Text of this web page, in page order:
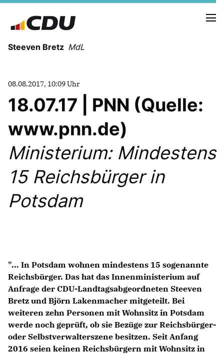
Steeven Bretz MdL
VITA
WAHLKREISBESUCHE
PRESSEFOTOS
MEIN BÜRGERBÜRO
CDU Deutschland
CDU Fraktion im Brandenburger Landtag
CDU Brandenburg
CDU Potsdam
08.08.2017, 10:09 Uhr
18.07.17 | PNN (Quelle:
www.pnn.de)
Ministerium: Mindestens
15 Reichsbürger in
Potsdam
"... In Potsdam wohnen mindestens 15 sogenannte
Reichsbürger. Das hat das Innenministerium auf
Anfrage der CDU-Landtagsabgeordneten Steeven
Bretz und Björn Lakenmacher mitgeteilt. Bei
weiteren zehn Personen mit Wohnsitz in Potsdam
werde noch geprüft, ob sie Bezüge zur Reichsbürger-
oder Selbstverwalterszene besitzen. Seit Anfang
2016 seien keinen Reichsbürgern mit Wohnsitz in